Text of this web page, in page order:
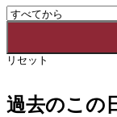
リセット
過去のこの